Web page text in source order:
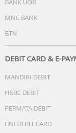
BANK UOB
MNC BANK
BTN
DEBIT CARD & E-
MANDIRI DEBIT
HSBC DEBIT
PERMATA DEBIT
BNI DEBIT CARD